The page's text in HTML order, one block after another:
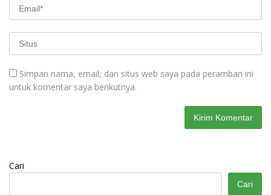
Simpan nama, email, dan situs web saya pada peramban ini
untuk komentar saya berikutnya.
Cari
Cari